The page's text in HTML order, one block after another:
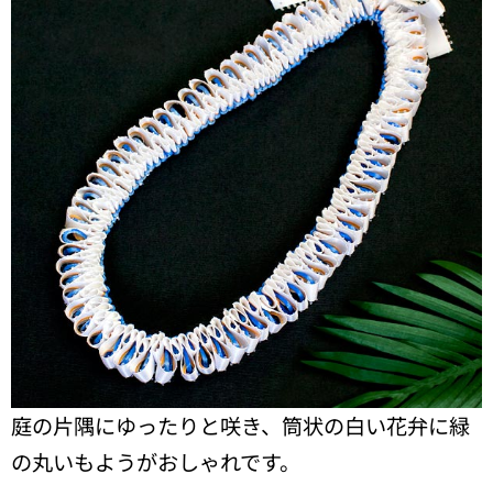
庭の片隅にゆったりと咲き、筒状の白い花弁に緑
の丸いもようがおしゃれです。